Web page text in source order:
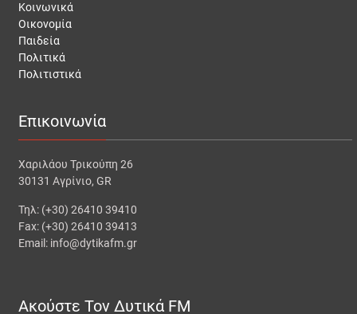
Κοινωνικά
Οικονομία
Παιδεία
Πολιτικά
Πολιτιστικά
Επικοινωνία
Χαριλάου Τρικούπη 26
30131 Αγρίνιο, GR
Τηλ: (+30) 26410 39410
Fax: (+30) 26410 39413
Email: info@dytikafm.gr
Ακούστε Τον Δυτικά FM